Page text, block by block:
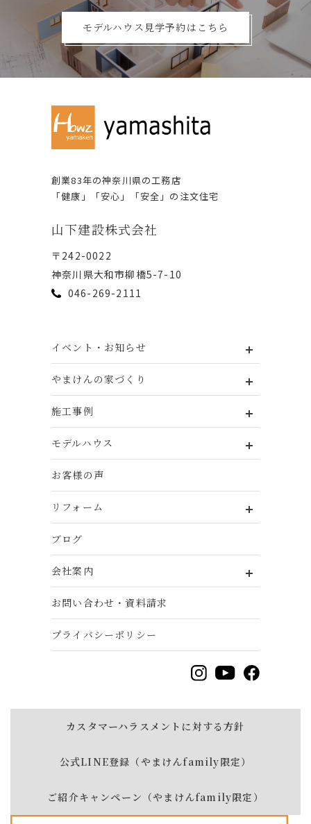
モデルハウス見学予約はこちら
創業83年の神奈川県の⼯務店
「健康」「安⼼」「安全」の注⽂住宅
⼭下建設株式会社
〒242-0022
神奈川県⼤和市柳橋5-7-10
046-269-2111
イベント・お知らせ
やまけんの家づくり
施工事例
モデルハウス
お客様の声
リフォーム
ブログ
会社案内
お問い合わせ・資料請求
プライバシーポリシー
カスタマーハラスメントに対する方針
公式LINE登録（やまけんfamily限定）
ご紹介キャンペーン（やまけんfamily限定）